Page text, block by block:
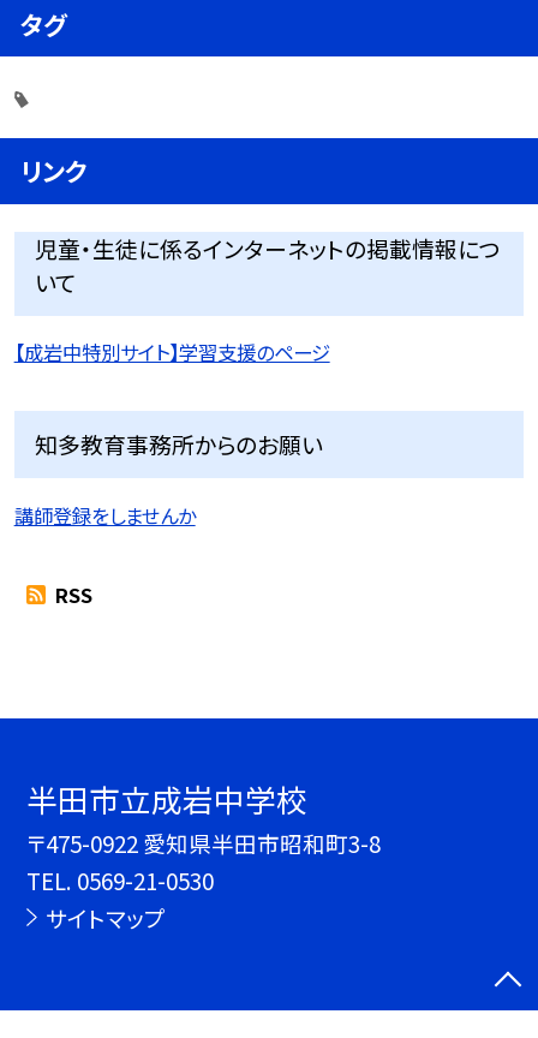
タグ
リンク
児童・生徒に係るインターネットの掲載情報につ
いて
【成岩中特別サイト】学習支援のページ
知多教育事務所からのお願い
講師登録をしませんか
RSS
半田市立成岩中学校
〒475-0922 愛知県半田市昭和町3-8
TEL. 0569-21-0530
サイトマップ